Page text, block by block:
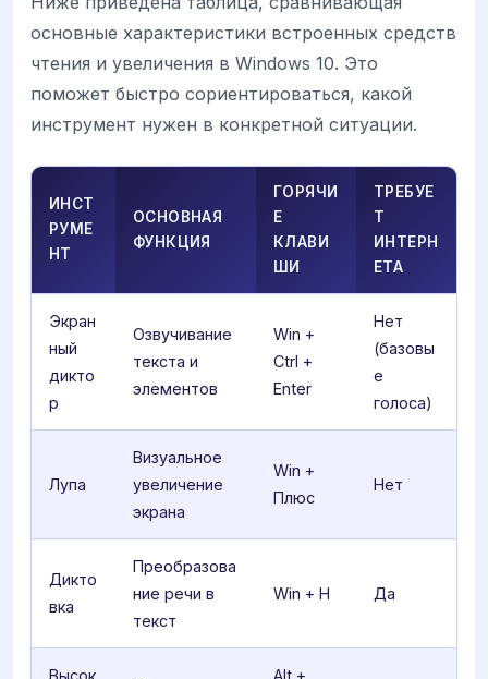
основные характеристики встроенных средств
чтения и увеличения в Windows 10. Это
поможет быстро сориентироваться, какой
инструмент нужен в конкретной ситуации.
ИНСТ
РУМЕ
НТ
ОСНОВНАЯ
ФУНКЦИЯ
ГОРЯЧИ
Е
КЛАВИ
ШИ
ТРЕБУЕ
Т
ИНТЕРН
ЕТА
Экран
ный
дикто
р
Озвучивание
текста и
элементов
Win +
Ctrl +
Enter
Нет
(базовы
е
голоса)
Лупа
Визуальное
увеличение
экрана
Win +
Плюс
Нет
Дикто
вка
Преобразова
ние речи в
текст
Win + H Да
Высок
Alt +